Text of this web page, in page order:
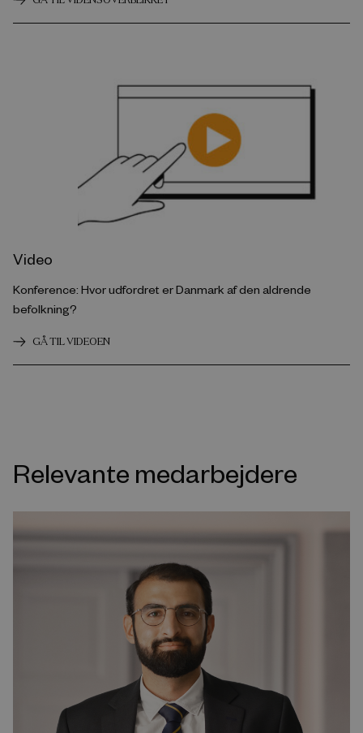
Video
Konference: Hvor udfordret er Danmark af den aldrende
befolkning?
GÅ TIL VIDEOEN
Relevante medarbejdere